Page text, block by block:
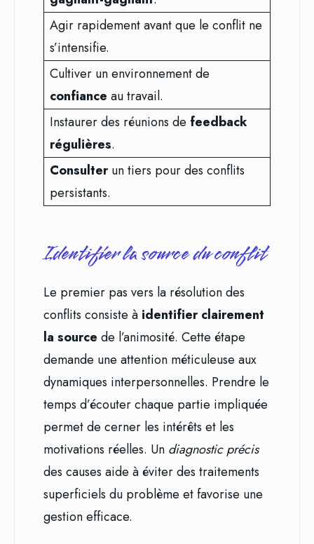
Agir rapidement avant que le conflit ne
s’intensifie.
Cultiver un environnement de
confiance au travail.
Instaurer des réunions de feedback
régulières.
Consulterun tiers pour des conflits
persistants.
Identifier la source du conflit
Le premier pas vers la résolution des
conflits consiste à identifier clairement
la source de l’animosité. Cette étape
demande une attention méticuleuse aux
dynamiques interpersonnelles. Prendre le
temps d’écouter chaque partie impliquée
permet de cerner les intérêts et les
motivations réelles. Un diagnostic précis
des causes aide à éviter des traitements
superficiels du problème et favorise une
gestion efficace.